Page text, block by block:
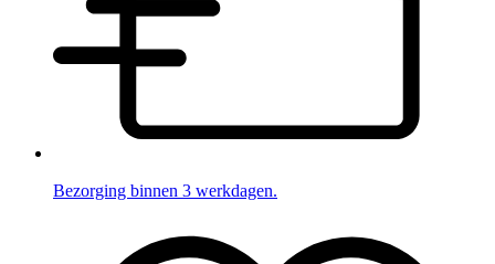
Bezorging binnen 3 werkdagen.